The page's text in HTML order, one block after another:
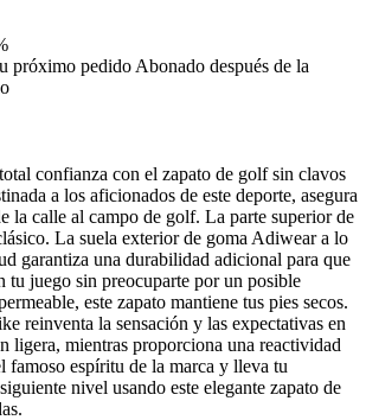
próximo pedido Abonado después de la
confianza con el zapato de golf sin clavos
a los aficionados de este deporte, asegura
la calle al campo de golf. La parte superior de
La suela exterior de goma Adiwear a lo
garantiza una durabilidad adicional para que
tu juego sin preocuparte por un posible
este zapato mantiene tus pies secos.
reinventa la sensación y las expectativas en
ligera, mientras proporciona una reactividad
famoso espíritu de la marca y lleva tu
nivel usando este elegante zapato de